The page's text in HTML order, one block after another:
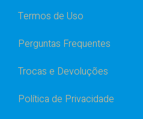
Termos de Uso
Perguntas Frequentes
Trocas e Devoluções
Política de Privacidade